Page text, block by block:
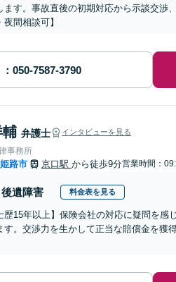
ます。事故直後の初期対応から示談交渉
夜間相談可】
輔 弁護士 インタビューを見る
事務所
姫路市 京口駅 から徒歩9分営業時間：
後遺障害 料金表を見る
歴15年以上】保険会社の対応に疑問を
す。交渉力を生かして正当な賠償金を獲